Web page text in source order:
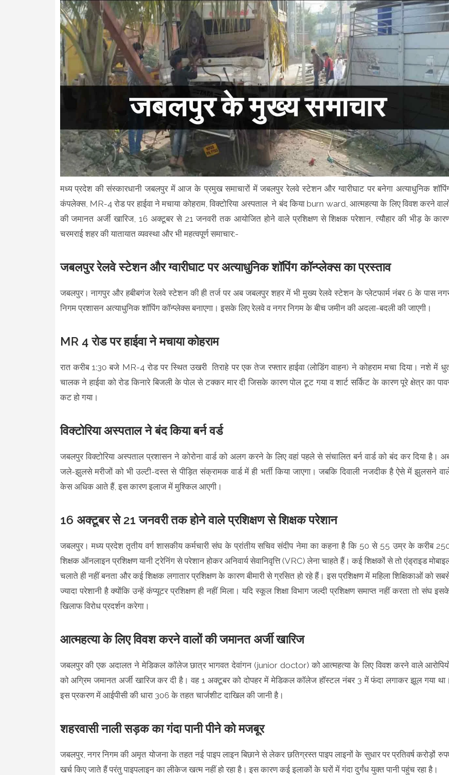
मध्य प्रदेश की संस्कारधानी जबलपुर में आज के प्रमुख समाचारों में जबलपुर रेलवे स्टेशन और ग्वारीघाट पर बनेगा अत्याधुनिक
कंपलेक्स, MR-4 रोड पर हाईवा ने मचाया कोहराम, विक्टोरिया अस्पताल ने बंद किया burn ward, आत्महत्या के लिए विवश करने
की जमानत अर्जी खारिज, 16 अक्टूबर से 21 जनवरी तक आयोजित होने वाले प्रशिक्षण से शिक्षक परेशान, त्यौहार की भीड़ के
चरमराई शहर की यातायात व्यवस्था और भी महत्वपूर्ण समाचार:-
जबलपुर रेलवे स्टेशन और ग्वारीघाट पर अत्याधुनिक शॉपिंग कॉन्प्लेक्स का प्रस्ताव
जबलपुर। नागपुर और हबीबगंज रेलवे स्टेशन की ही तर्ज पर अब जबलपुर शहर में भी मुख्य रेलवे स्टेशन के प्लेटफार्म नंबर 6 के पास
निगम प्रशासन अत्याधुनिक शॉपिंग कॉन्प्लेक्स बनाएगा। इसके लिए रेलवे व नगर निगम के बीच जमीन की अदला-बदली की जाएगी।
MR 4 रोड पर हाईवा ने मचाया कोहराम
रात करीब 1:30 बजे MR-4 रोड पर स्थित उखरी तिराहे पर एक तेज रफ्तार हाईवा (लोडिंग वाहन) ने कोहराम मचा दिया। नशे में
चालक ने हाईवा को रोड किनारे बिजली के पोल से टक्कर मार दी जिसके कारण पोल टूट गया व शार्ट सर्किट के कारण पूरे क्षेत्र का
कट हो गया।
विक्टोरिया अस्पताल ने बंद किया बर्न वर्ड
जबलपुर विक्टोरिया अस्पताल प्रशासन ने कोरोना वार्ड को अलग करने के लिए वहां पहले से संचालित बर्न वार्ड को बंद कर दिया है।
जले-झुलसे मरीजों को भी उल्टी-दस्त से पीड़ित संक्रामक वार्ड में ही भर्ती किया जाएगा। जबकि दिवाली नजदीक है ऐसे में झुलसने
केस अधिक आते हैं, इस कारण इलाज में मुश्किल आएगी।
16 अक्टूबर से 21 जनवरी तक होने वाले प्रशिक्षण से शिक्षक परेशान
जबलपुर। मध्य प्रदेश तृतीय वर्ग शासकीय कर्मचारी संघ के प्रांतीय सचिव संदीप नेमा का कहना है कि 50 से 55 उम्र के करीब
शिक्षक ऑनलाइन प्रशिक्षण यानी ट्रेनिंग से परेशान होकर अनिवार्य सेवानिवृत्ति (VRC) लेना चाहते हैं। कई शिक्षकों से तो एंड्राइड
चलाते ही नहीं बनता और कई शिक्षक लगातार प्रशिक्षण के कारण बीमारी से ग्रसित हो रहे हैं। इस प्रशिक्षण में महिला शिक्षिकाओं को
ज्यादा परेशानी है क्योंकि उन्हें कंप्यूटर प्रशिक्षण ही नहीं मिला। यदि स्कूल शिक्षा विभाग जल्दी प्रशिक्षण समाप्त नहीं करता तो संघ
खिलाफ विरोध प्रदर्शन करेगा।
आत्महत्या के लिए विवश करने वालों की जमानत अर्जी खारिज
जबलपुर की एक अदालत ने मेडिकल कॉलेज छात्र भागवत देवांगन (junior doctor) को आत्महत्या के लिए विवश करने वाले
को अग्रिम जमानत अर्जी खारिज कर दी है। वह 1 अक्टूबर को दोपहर में मेडिकल कॉलेज हॉस्टल नंबर 3 में फंदा लगाकर झूल गया
इस प्रकरण में आईपीसी की धारा 306 के तहत चार्जशीट दाखिल की जानी है।
शहरवासी नाली सड़क का गंदा पानी पीने को मजबूर
जबलपुर, नगर निगम की अमृत योजना के तहत नई पाइप लाइन बिछाने से लेकर छतिग्रस्त पाइप लाइनों के सुधार पर प्रतिवर्ष करोड़ों
खर्च किए जाते हैं परंतु पाइपलाइन का लीकेज खत्म नहीं हो रहा है। इस कारण कई इलाकों के घरों में गंदा दुर्गंध युक्त पानी पहुंच रहा है।